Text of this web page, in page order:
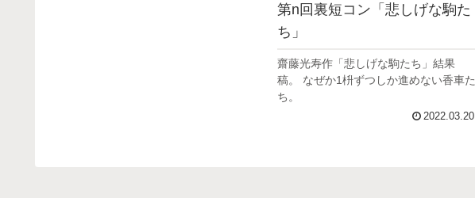
第n回裏短コン「悲しげな駒た
ち」
齋藤光寿作「悲しげな駒たち」結果
稿。 なぜか1枡ずつしか進めない香車た
ち。
2022.03.20